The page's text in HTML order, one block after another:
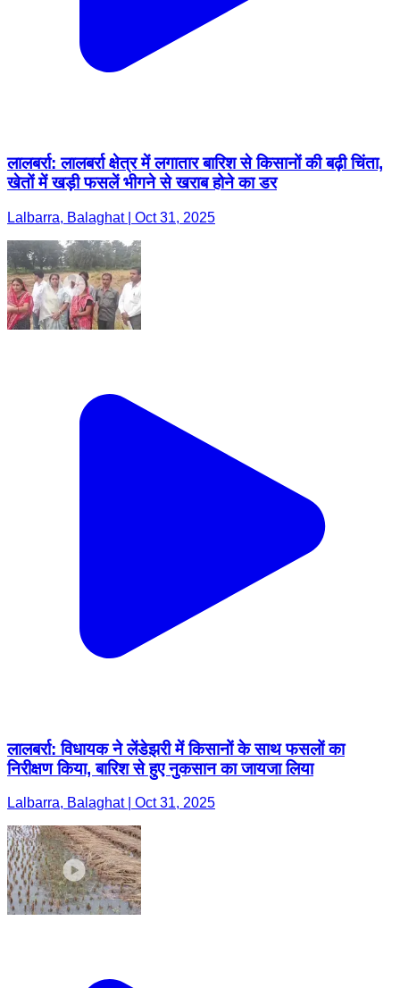
लालबर्रा: लालबर्रा क्षेत्र में लगातार बारिश से किसानों की बढ़ी चिंता,
खेतों में खड़ी फसलें भीगने से खराब होने का डर
Lalbarra, Balaghat | Oct 31, 2025
लालबर्रा: विधायक ने लेंडेझरी में किसानों के साथ फसलों का
निरीक्षण किया, बारिश से हुए नुकसान का जायजा लिया
Lalbarra, Balaghat | Oct 31, 2025